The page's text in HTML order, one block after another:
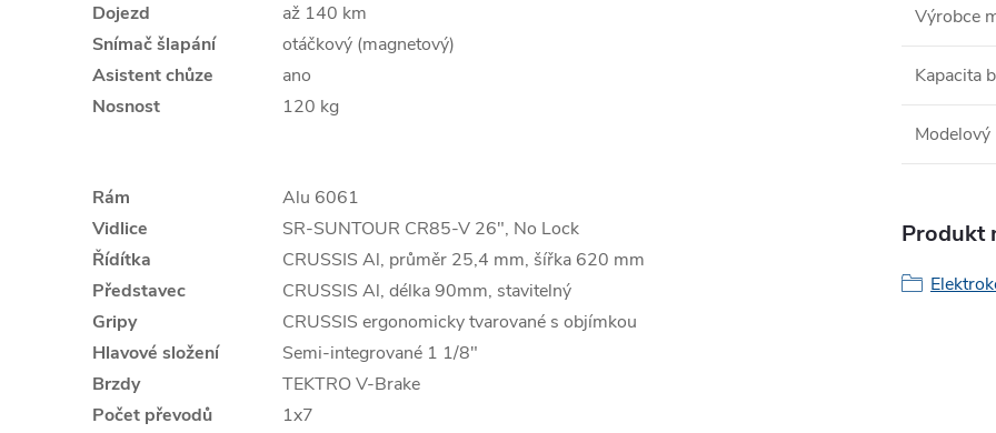
Dojezd
až 140 km
Snímač šlapání
otáčkový (magnetový)
Asistent chůze
ano
Nosnost
120 kg
Rám
Alu 6061
Vidlice
SR-SUNTOUR CR85-V 26", No Lock
Řídítka
CRUSSIS Al, průměr 25,4 mm, šířka 620 mm
Představec
CRUSSIS Al, délka 90mm, stavitelný
Gripy
CRUSSIS ergonomicky tvarované s objímkou
Hlavové složení
Semi-integrované 1 1/8"
Brzdy
TEKTRO V-Brake
Počet převodů
1x7
Výrobce
Kapacita
Modelový
Produkt